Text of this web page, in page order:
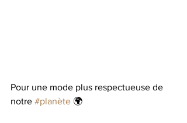
Pour une mode plus respectueuse de
notre #planète 🌍